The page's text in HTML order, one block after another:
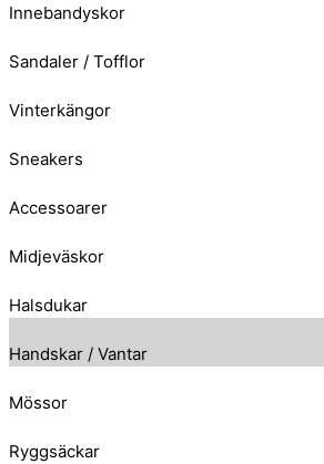
Innebandyskor
Sandaler / Tofflor
Vinterkängor
Sneakers
Accessoarer
Midjeväskor
Halsdukar
Handskar / Vantar
Mössor
Ryggsäckar